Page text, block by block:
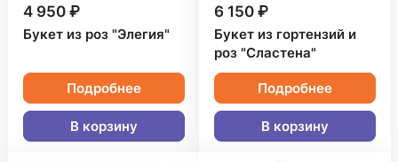
4 950 ₽
Букет из роз "Элегия"
Подробнее
В корзину
6 150 ₽
Букет из гортензий и
роз "Сластена"
Подробнее
В корзину